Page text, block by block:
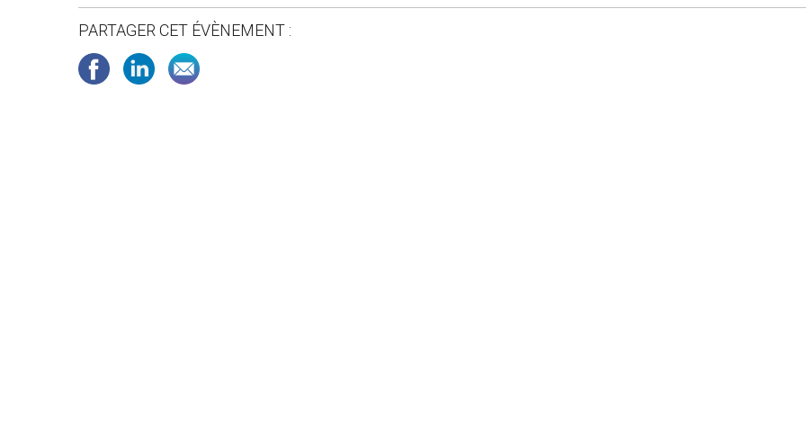
PARTAGER CET ÉVÈNEMENT :